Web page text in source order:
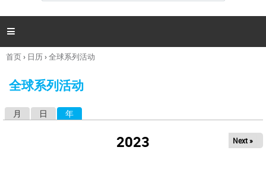

你
这
首页› 日历›全球系列活动
全球系列活动
月 日 年
2023 Next »